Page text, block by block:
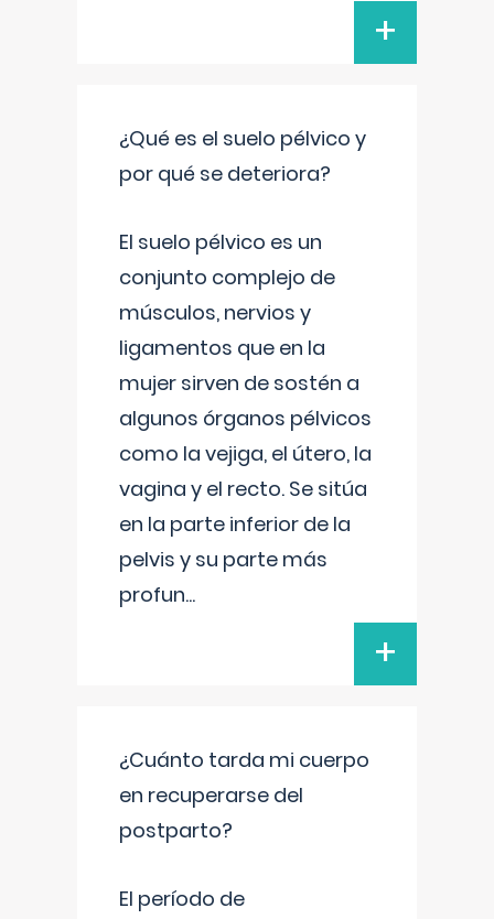
+
¿Qué es el suelo pélvico y
por qué se deteriora?
El suelo pélvico es un
conjunto complejo de
músculos, nervios y
ligamentos que en la
mujer sirven de sostén a
algunos órganos pélvicos
como la vejiga, el útero, la
vagina y el recto. Se sitúa
en la parte inferior de la
pelvis y su parte más
profun...
+
¿Cuánto tarda mi cuerpo
en recuperarse del
postparto?
El período de